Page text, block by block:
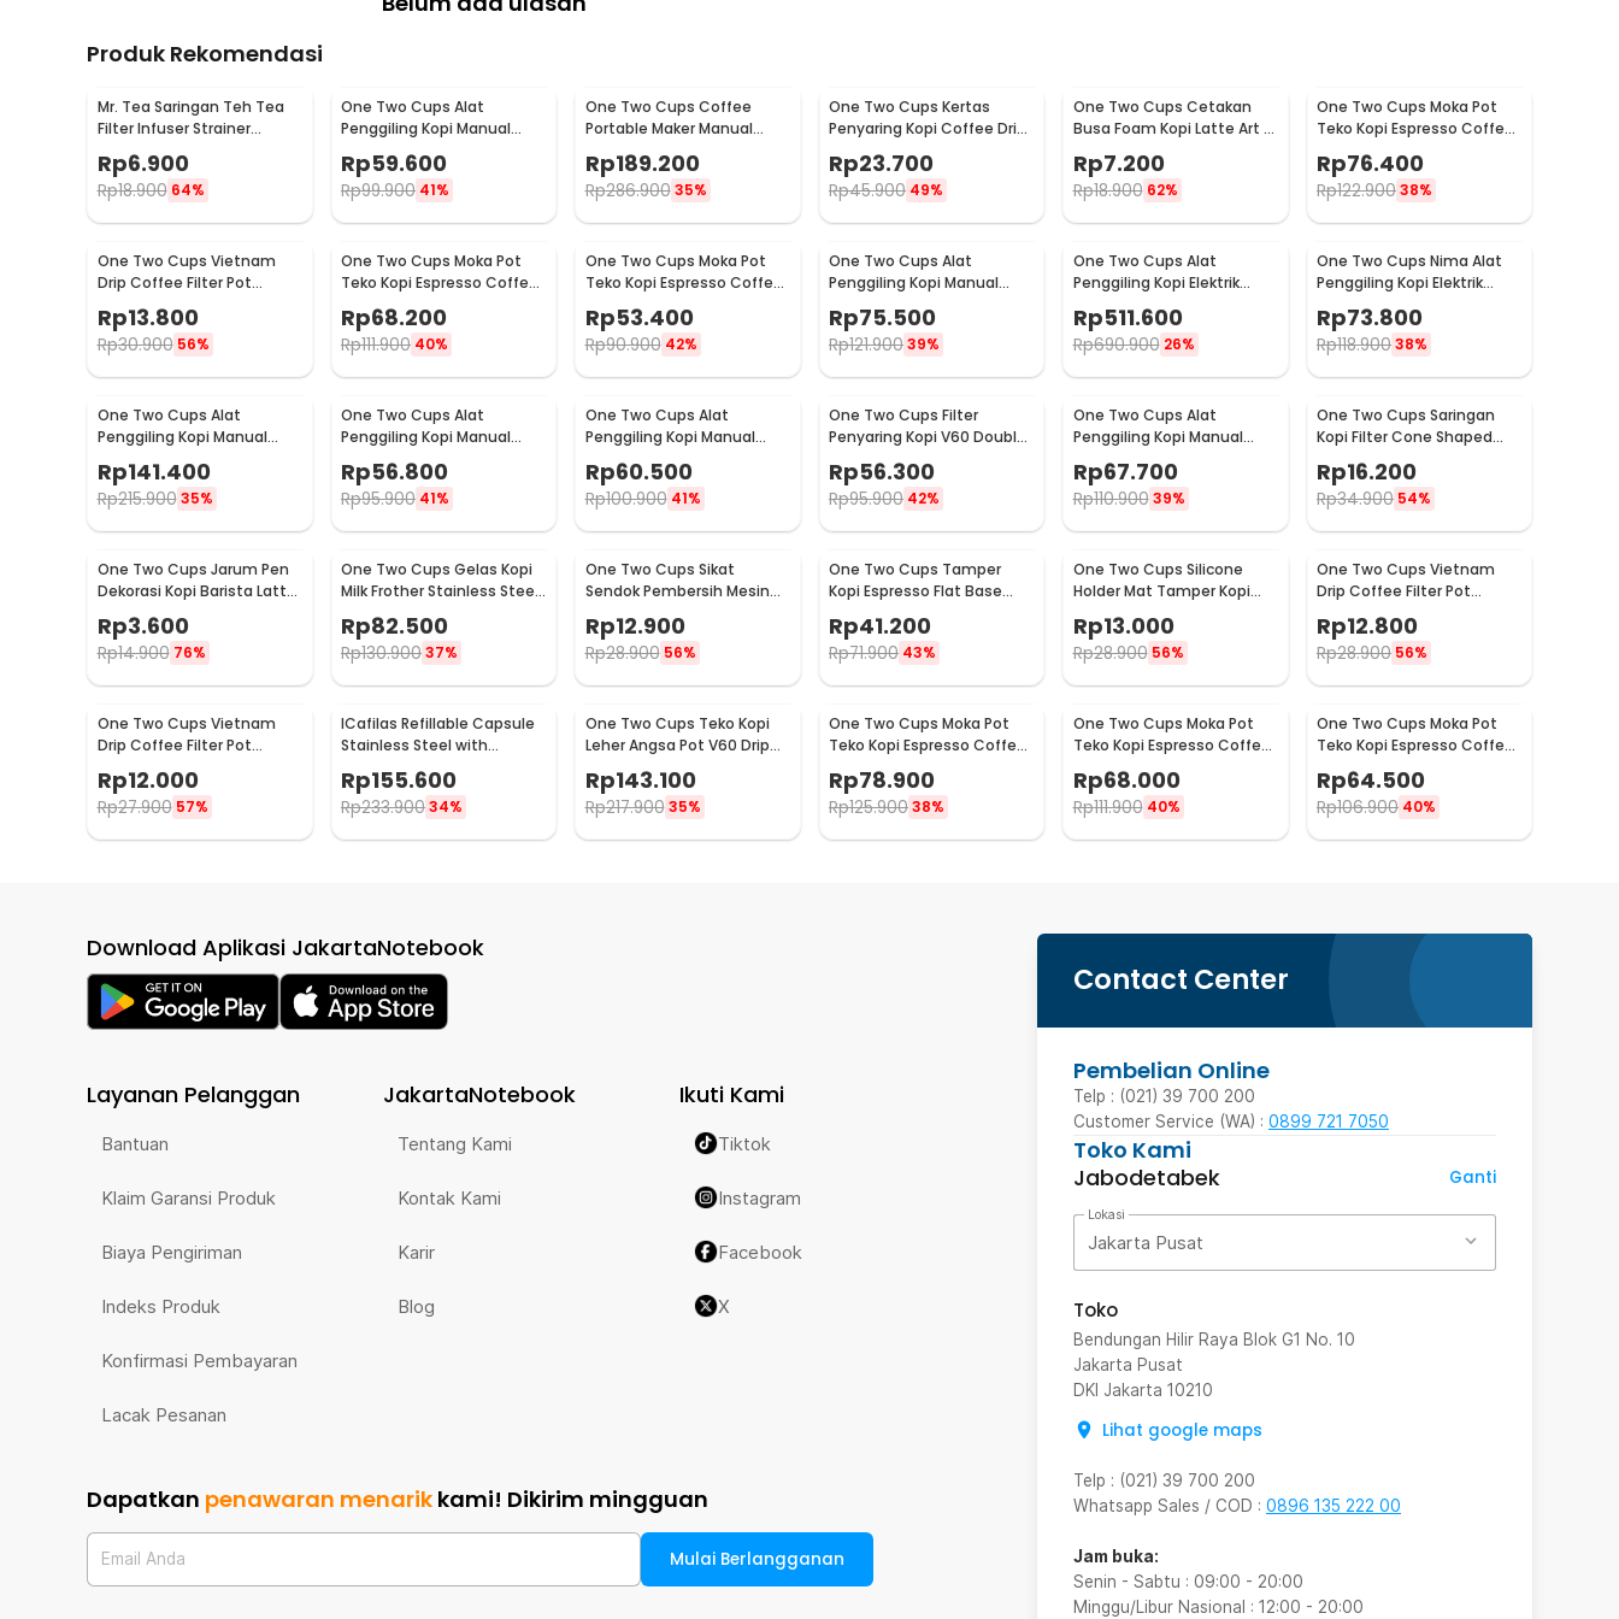
Produk Rekomendasi
Mr. Tea Saringan Teh Tea
Filter Infuser Strainer
Chilling Man Silicon - MR03
Rp6.900
Rp18.900 64%
One Two Cups Alat
Penggiling Kopi Manual
Coffee Grinder Portable -
WFCG9800
Rp59.600
Rp99.900 41%
One Two Cups Coffee
Portable Maker Manual
Hand Press Espresso 300ml
- T35066
Rp189.200
Rp286.900 35%
One Two Cups Kertas
Penyaring Kopi Coffee Drip
Bag Paper Filter 50PCS -
T111
Rp23.700
Rp45.900 49%
One Two Cups Cetakan
Busa Foam Kopi Latte Art 16
Rp7.200
Rp18.900 62%
One Two Cups Moka Pot
Teko Kopi Espresso Coffee
Stovetop 6 Cup 300ml -
Z20
Rp76.400
Rp122.90038%
One Two Cups Vietnam
Drip Coffee Filter Pot
Saringan Kopi 180ml 8Q -
LC1
Rp13.800
Rp30.900 56%
One Two Cups Moka Pot
Teko Kopi Espresso Coffee
Stovetop 4 Cup 200ml -
Z20
Rp68.200
Rp111.900 40%
One Two Cups Moka Pot
Teko Kopi Espresso Coffee
Stovetop 2 Cup 100ml -
Z20
Rp53.400
Rp90.900 42%
One Two Cups Alat
Penggiling Kopi Manual
16290
Rp75.500
Rp121.90039%
One Two Cups Alat
Penggiling Kopi Elektrik
Coffee Grinder Adjustable
- 600N
Rp511.600
Rp690.900 26%
One Two Cups Nima Alat
Penggiling Kopi Elektrik
Bumbu Coffee Grinder -
NM-8300
Rp73.800
Rp118.90038%
One Two Cups Alat
Penggiling Kopi Manual
CW85532
Rp141.400
Rp215.900 35%
One Two Cups Alat
Penggiling Kopi Manual
Coffee Grinder 160ml -
CF012
Rp56.800
Rp95.900 41%
One Two Cups Alat
Penggiling Kopi Manual
Coffee Grinder Adjustable
- RHNHA0176
Rp60.500
Rp100.900 41%
One Two Cups Filter
Penyaring Kopi V60 Double
Layer Coffee Filter - FS-40S
Rp56.300
Rp95.900 42%
One Two Cups Alat
Penggiling Kopi Manual
Coffee Grinder Adjustable
- CF4146
Rp67.700
Rp110.900 39%
One Two Cups Saringan
Kopi Filter Cone Shaped
Coffee Dripper 1 PCS - K741
Rp16.200
Rp34.900 54%
One Two Cups Jarum Pen
Dekorasi Kopi Barista Latte
Art Needle 13cm - F3F27
Rp3.600
Rp14.900 76%
One Two Cups Gelas Kopi
Milk Frother Stainless Steel
400ml - WZ0011
Rp82.500
Rp130.90037%
One Two Cups Sikat
Sendok Pembersih Mesin
Rp12.900
Rp28.900 56%
One Two Cups Tamper
Kopi Espresso Flat Base
SS51
Rp41.200
Rp71.900 43%
One Two Cups Silicone
Holder Mat Tamper Kopi
Espresso Barista - 0310
Rp13.000
Rp28.900 56%
One Two Cups Vietnam
Drip Coffee Filter Pot
Saringan Kopi 124ml 7Q -
LC1
Rp12.800
Rp28.900 56%
One Two Cups Vietnam
Drip Coffee Filter Pot
LC1
Rp12.000
Rp27.900 57%
ICafilas Refillable Capsule
Stainless Steel with
Tamper for Nespresso -
F456
Rp155.600
Rp233.90034%
One Two Cups Teko Kopi
Leher Angsa Pot V60 Drip
Kettle 960ml - RF-15
Rp143.100
Rp217.900 35%
One Two Cups Moka Pot
Teko Kopi Espresso Coffee
Maker Stovetop 6 Cup
300ml - Z21
Rp78.900
Rp125.90038%
One Two Cups Moka Pot
Teko Kopi Espresso Coffee
Maker Stovetop 4 Cup
200ml - Z21
Rp68.000
Rp111.900 40%
One Two Cups Moka Pot
Teko Kopi Espresso Coffee
Maker Stovetop 2 Cup
100ml - Z21
Rp64.500
Rp106.900 40%
Contact Center
Pembelian Online
Telp : (021) 39 700 200
Customer Service (WA) : 0899 721 7050
Toko Kami
Jabodetabek
Ganti
Lokasi
Jakarta Pusat
Toko
Bendungan Hilir Raya Blok G1 No. 10
Jakarta Pusat
DKI Jakarta 10210
Lihat google maps
Telp : (021) 39 700 200
Whatsapp Sales / COD : 0896 135 222 00
Jam buka:
Senin - Sabtu : 09:00 - 20:00
Minggu/Libur Nasional : 12:00 - 20:00
Download Aplikasi JakartaNotebook
Layanan Pelanggan
Bantuan
Klaim Garansi Produk
Biaya Pengiriman
Indeks Produk
Konfirmasi Pembayaran
Lacak Pesanan
JakartaNotebook
Tentang Kami
Kontak Kami
Karir
Blog
Ikuti Kami
Tiktok
Instagram
Facebook
X
Dapatkan penawaran menarik kami! Dikirim mingguan
Email Anda Mulai Berlangganan